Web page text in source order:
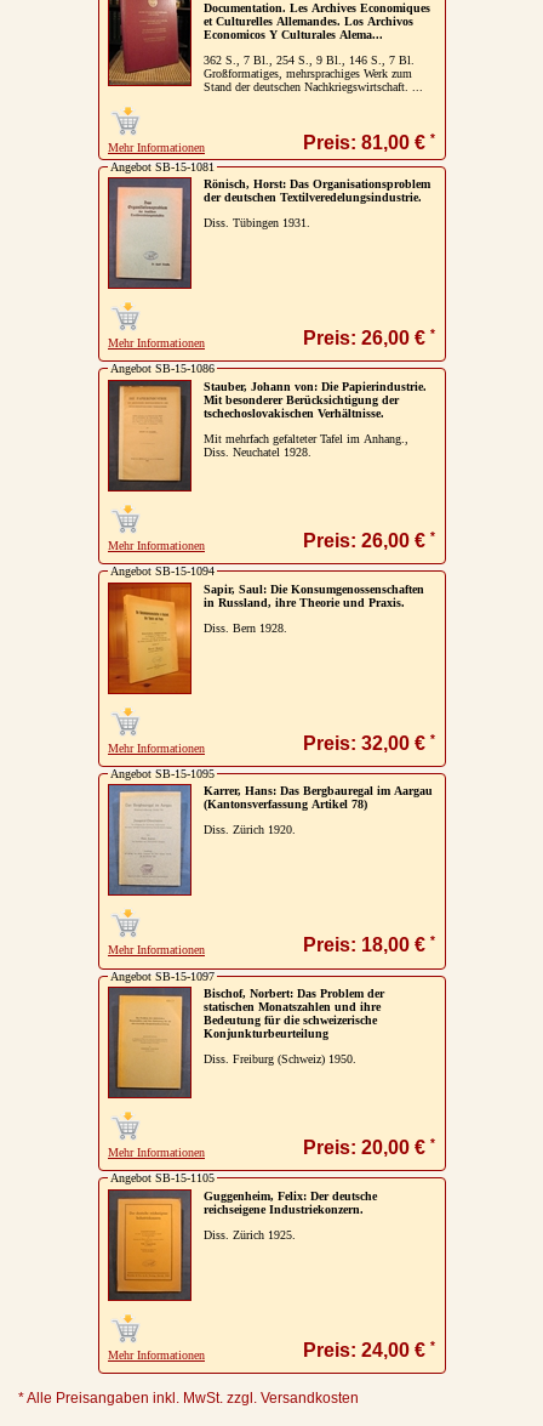
Documentation. Les Archives Economiques
et Culturelles Allemandes. Los Archivos
Economicos Y Culturales Alema...
362 S., 7 Bl., 254 S., 9 Bl., 146 S., 7 Bl.
Großformatiges, mehrsprachiges Werk zum
Stand der deutschen Nachkriegswirtschaft. ...
Mehr Informationen Preis: 81,00 € *
Angebot SB-15-1081
Rönisch, Horst: Das Organisationsproblem
der deutschen Textilveredelungsindustrie.
Diss. Tübingen 1931.
Mehr Informationen Preis: 26,00 € *
Angebot SB-15-1086
Stauber, Johann von: Die Papierindustrie.
Mit besonderer Berücksichtigung der
tschechoslovakischen Verhältnisse.
Mit mehrfach gefalteter Tafel im Anhang.,
Diss. Neuchatel 1928.
Mehr Informationen Preis: 26,00 € *
Angebot SB-15-1094
Sapir, Saul: Die Konsumgenossenschaften
in Russland, ihre Theorie und Praxis.
Diss. Bern 1928.
Mehr Informationen Preis: 32,00 € *
Angebot SB-15-1095
Karrer, Hans: Das Bergbauregal im Aargau
(Kantonsverfassung Artikel 78)
Diss. Zürich 1920.
Mehr Informationen Preis: 18,00 € *
Angebot SB-15-1097
Bischof, Norbert: Das Problem der
statischen Monatszahlen und ihre
Bedeutung für die schweizerische
Konjunkturbeurteilung
Diss. Freiburg (Schweiz) 1950.
Mehr Informationen Preis: 20,00 € *
Angebot SB-15-1105
Guggenheim, Felix: Der deutsche
reichseigene Industriekonzern.
Diss. Zürich 1925.
Mehr Informationen Preis: 24,00 € *
* Alle Preisangaben inkl. MwSt. zzgl. Versandkosten